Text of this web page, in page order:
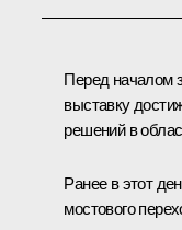
Перед началом
выставку
решений в
Ранее в этот
мостового